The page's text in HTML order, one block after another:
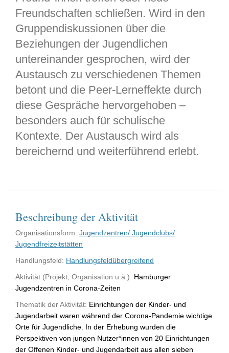
Freundschaften schließen. Wird in den
Gruppendiskussionen über die
Beziehungen der Jugendlichen
untereinander gesprochen, wird der
Austausch zu verschiedenen Themen
betont und die Peer-Lerneffekte durch
diese Gespräche hervorgehoben –
besonders auch für schulische
Kontexte. Der Austausch wird als
bereichernd und weiterführend erlebt.
Beschreibung der Aktivität
Organisationsform: Jugendzentren/ Jugendclubs/
Jugendfreizeitstätten
Handlungsfeld: Handlungsfeldübergreifend
Aktivität (Projekt, Organisation u.ä.): Hamburger
Jugendzentren in Corona-Zeiten
Thematik der Aktivität: Einrichtungen der Kinder- und
Jugendarbeit waren während der Corona-Pandemie wichtige
Orte für Jugendliche. In der Erhebung wurden die
Perspektiven von jungen Nutzer*innen von 20 Einrichtungen
der Offenen Kinder- und Jugendarbeit aus allen sieben